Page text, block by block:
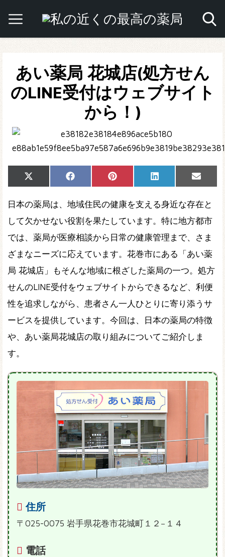
あい薬局 花城店(処方せん
のLINE受付はウェブサイト
から！)
Share
on
X
(Twitter)
Share
on
Facebook Share
on
Pinterest Share
on
LinkedIn
Share
on
Email
日本の薬局は、地域住民の健康を支える身近な存在と
して欠かせない役割を果たしています。特に地方都市
では、薬局が医療相談から日常の健康管理まで、さま
ざまなニーズに応えています。花巻市にある「あい薬
局 花城店」もそんな地域に根ざした薬局の一つ。処方
せんのLINE受付をウェブサイトからできるなど、利便
性を追求しながら、患者さん一人ひとりに寄り添うサ
ービスを提供しています。今回は、日本の薬局の特徴
や、あい薬局花城店の取り組みについてご紹介しま
す。
住所
〒025-0075 岩手県花巻市花城町１２−１４
電話